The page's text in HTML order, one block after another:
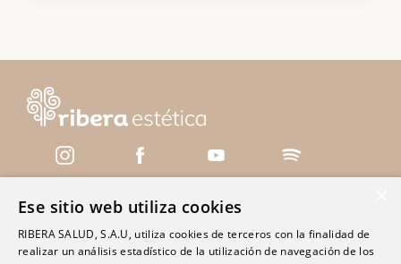
Centros
Ese sitio web utiliza cookies
RIBERA SALUD, S.A.U, utiliza cookies de terceros con la finalidad de
realizar un análisis estadístico de la utilización de navegación de los